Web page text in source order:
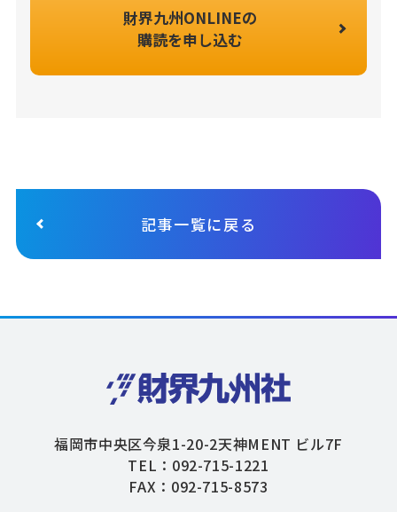
財界九州ONLINEの
購読を申し込む
記事一覧に戻る
福岡市中央区今泉1-20-2天神MENT ビル7F
TEL：092-715-1221
FAX：092-715-8573